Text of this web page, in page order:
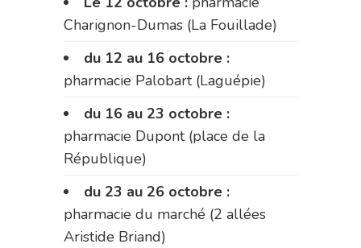
Charignon-Dumas (La Fouillade)
du 12 au 16 octobre :
pharmacie Palobart (Laguépie)
du 16 au 23 octobre :
pharmacie Dupont (place de la
République)
du 23 au 26 octobre :
pharmacie du marché (2 allées
Aristide Briand)